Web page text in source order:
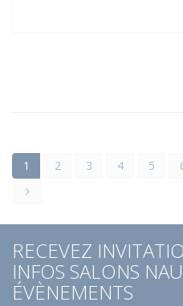
1 2 3 4 5
RECEVEZ
INFOS SALONS
ÉVÈNEMENTS